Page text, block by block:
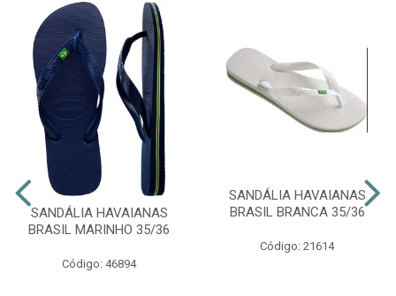
SANDÁLIA HAVAIANAS
BRASIL MARINHO 35/36
Código: 46894
SANDÁLIA HAVAIANAS
BRASIL BRANCA 35/36
Código: 21614